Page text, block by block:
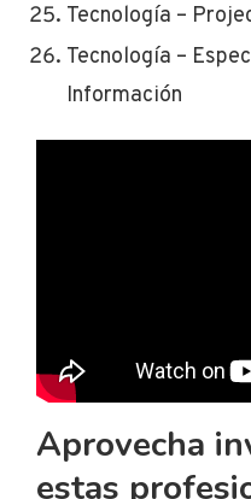
Tecnología –
Tecnología –
Información
Aprovecha
estas